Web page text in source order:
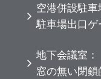
空港併設駐車
駐車場出口ゲ
地下会議室：
窓の無い閉